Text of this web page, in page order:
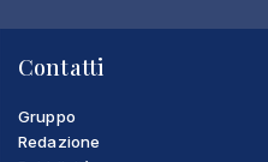
Contatti
Gruppo
Redazione